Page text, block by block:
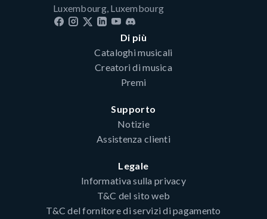
Luxembourg, Luxembourg
Di più
Cataloghi musicali
Creatori di musica
Premi
Supporto
Notizie
Assistenza clienti
Legale
Informativa sulla privacy
T&C del sito web
T&C del fornitore di servizi di pagamento